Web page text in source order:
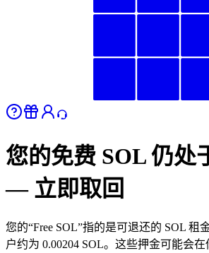
您的免费 SOL 仍处
— 立即取回
您的“Free SOL”指的是可退还的 SOL 租
户约为 0.00204 SOL。这些押金可能会